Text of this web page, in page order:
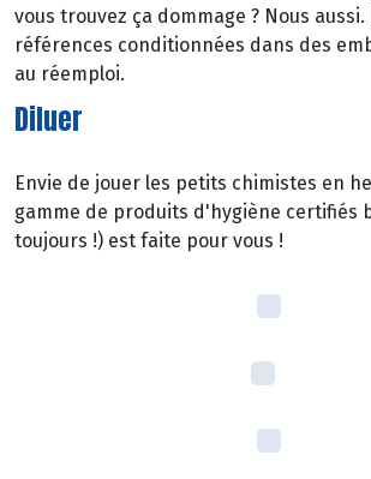
vous trouvez ça dommage ? Nous
références conditionnées dans des
au réemploi.
Diluer
Envie de jouer les petits chimistes en
gamme de produits d'hygiène certifiés
toujours !) est faite pour vous !